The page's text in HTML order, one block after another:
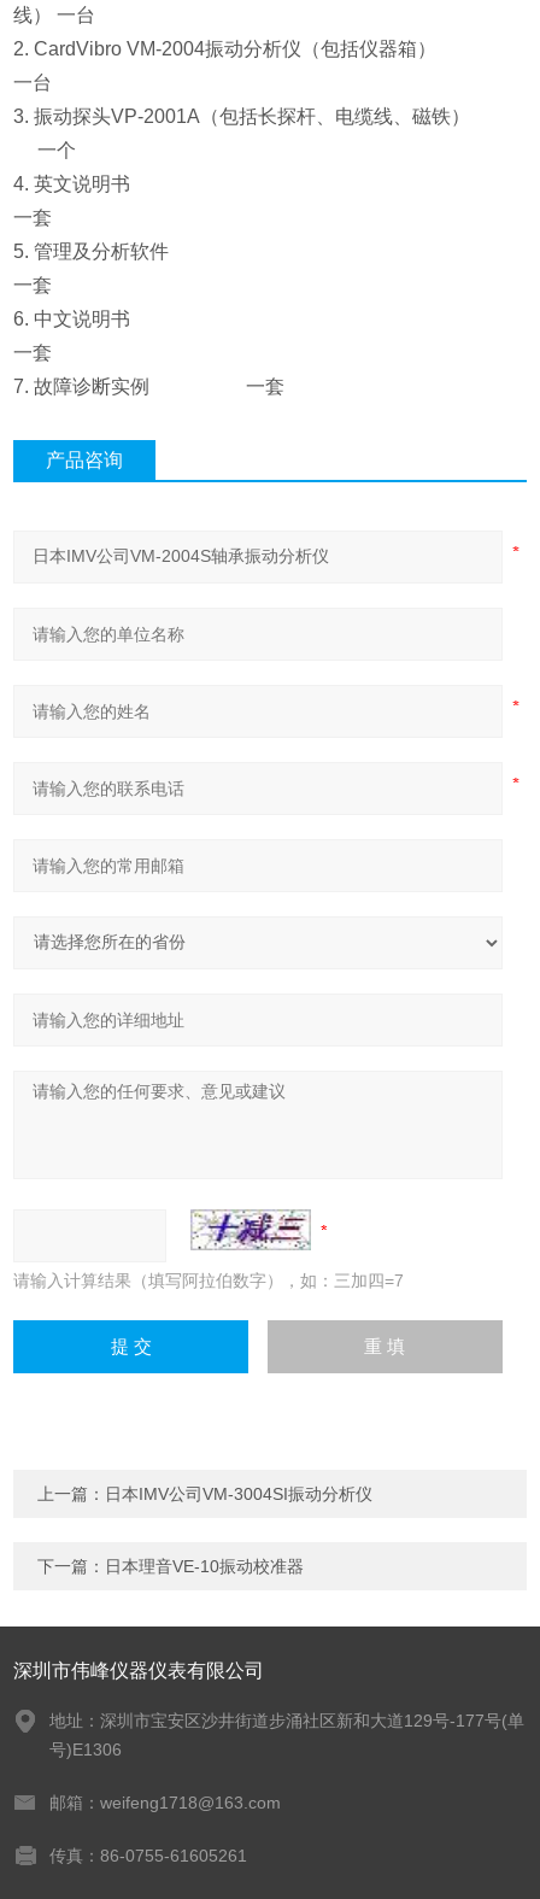
线） 一台
2. CardVibro VM-2004振动分析仪（包括仪器箱）
一台
3. 振动探头VP-2001A（包括长探杆、电缆线、磁铁）
一个
4. 英文说明书
一套
5. 管理及分析软件
一套
6. 中文说明书
一套
7. 故障诊断实例 一套
产品咨询
请输入计算结果（填写阿拉伯数字），如：三加四=7
上一篇： 日本IMV公司VM-3004SI振动分析仪
下一篇： 日本理音VE-10振动校准器
深圳市伟峰仪器仪表有限公司
地址：深圳市宝安区沙井街道步涌社区新和大道129号-177号(单
号)E1306
邮箱：weifeng1718@163.com
传真：86-0755-61605261